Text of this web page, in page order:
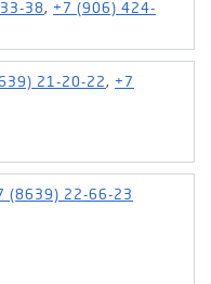
38, +7 (906) 424-
21-20-22, +7
(8639) 22-66-23